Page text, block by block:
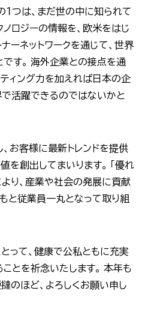
つは、まだ世の中に知られて
ロジーの情報を、欧米をはじ
ーネットワークを通じて、世界
す。 海外企業との接点を通
ィング力を加えれば日本の企
活躍できるのではないかと
お客様に最新トレンドを提供
を創出してまいります。 「優れ
り、産業や社会の発展に貢献
と従業員一丸となって取り組
って、健康で公私ともに充実
とを祈念いたします。 本年も
のほど、よろしくお願い申し